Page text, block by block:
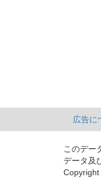
広告に
このデー
データ及
Copyright